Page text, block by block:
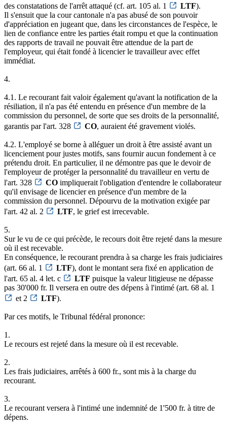
des constatations de l'arrêt attaqué (cf. art. 105 al. 1
LTF).
Il s'ensuit que la cour cantonale n'a pas abusé de son pouvoir
d'appréciation en jugeant que, dans les circonstances de l'espèce, le
lien de confiance entre les parties était rompu et que la continuation
des rapports de travail ne pouvait être attendue de la part de
l'employeur, qui était fondé à licencier le travailleur avec effet
immédiat.
4.
4.1. Le recourant fait valoir également qu'avant la notification de la
résiliation, il n'a pas été entendu en présence d'un membre de la
commission du personnel, de sorte que ses droits de la personnalité,
garantis par l'art. 328
CO, auraient été gravement violés.
4.2. L'employé se borne à alléguer un droit à être assisté avant un
licenciement pour justes motifs, sans fournir aucun fondement à ce
prétendu droit. En particulier, il ne démontre pas que le devoir de
l'employeur de protéger la personnalité du travailleur en vertu de
l'art. 328
CO impliquerait l'obligation d'entendre le collaborateur
qu'il envisage de licencier en présence d'un membre de la
commission du personnel. Dépourvu de la motivation exigée par
l'art. 42 al. 2
LTF, le grief est irrecevable.
5.
Sur le vu de ce qui précède, le recours doit être rejeté dans la mesure
où il est recevable.
En conséquence, le recourant prendra à sa charge les frais judiciaires
(art. 66 al. 1
LTF), dont le montant sera fixé en application de
l'art. 65 al. 4 let. c
LTF puisque la valeur litigieuse ne dépasse
pas 30'000 fr. Il versera en outre des dépens à l'intimé (art. 68 al. 1
et 2
LTF).
Par ces motifs, le Tribunal fédéral prononce:
1.
Le recours est rejeté dans la mesure où il est recevable.
2.
Les frais judiciaires, arrêtés à 600 fr., sont mis à la charge du
recourant.
3.
Le recourant versera à l'intimé une indemnité de 1'500 fr. à titre de
dépens.